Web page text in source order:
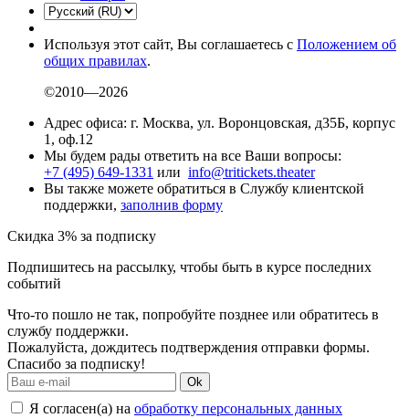
Используя этот сайт, Вы соглашаетесь с Положением об
общих правилах.
©2010—2026
Адрес офиса: г. Москва, ул. Воронцовская, д35Б, корпус
1, оф.12
Мы будем рады ответить на все Ваши вопросы:
+7 (495) 649-1331 или info@tritickets.theater
Вы также можете обратиться в Службу клиентской
поддержки, заполнив форму
Скидка 3% за подписку
Подпишитесь на рассылку, чтобы быть в курсе последних
событий
Что-то пошло не так, попробуйте позднее или обратитесь в
службу поддержки.
Пожалуйста, дождитесь подтверждения отправки формы.
Спасибо за подписку!
Ok
Я согласен(а) на обработку персональных данных